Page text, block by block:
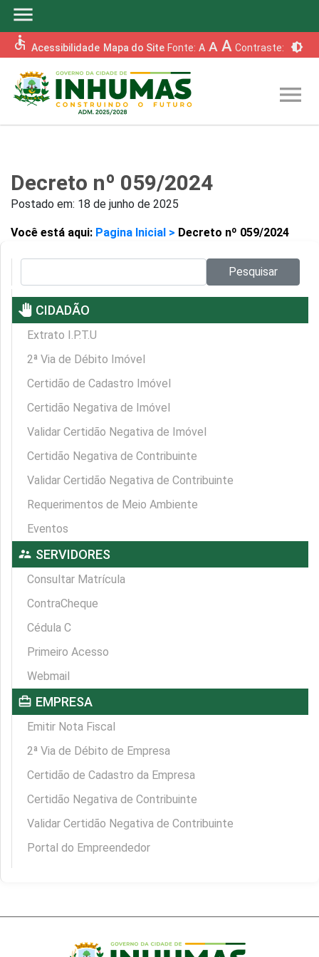
menu
accessible Acessibilidade Mapa do Site Fonte: A A A Contraste: brightness_6
menu
Decreto nº 059/2024
Postado em: 18 de junho de 2025
Você está aqui: Pagina Inicial > Decreto nº 059/2024
Pesquisar
pan_tool CIDADÃO
Extrato I.P.T.U
2ª Via de Débito Imóvel
Certidão de Cadastro Imóvel
Certidão Negativa de Imóvel
Validar Certidão Negativa de Imóvel
Certidão Negativa de Contribuinte
Validar Certidão Negativa de Contribuinte
Requerimentos de Meio Ambiente
Eventos
supervisor_account SERVIDORES
Consultar Matrícula
ContraCheque
Cédula C
Primeiro Acesso
Webmail
card_travel EMPRESA
Emitir Nota Fiscal
2ª Via de Débito de Empresa
Certidão de Cadastro da Empresa
Certidão Negativa de Contribuinte
Validar Certidão Negativa de Contribuinte
Portal do Empreendedor